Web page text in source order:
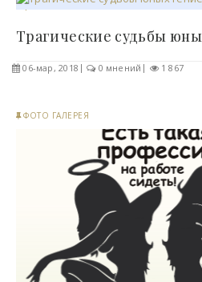
06-мар, 2018 0 мнений 1 867
ФОТО ГАЛЕРЕЯ